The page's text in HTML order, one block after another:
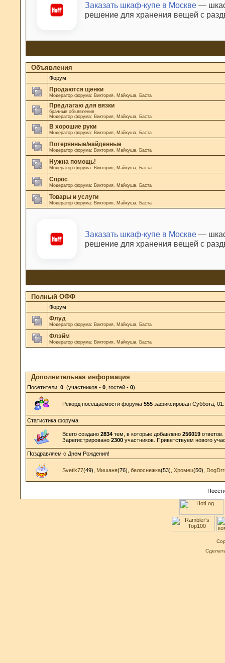
Заказать шкаф-купе в Москве —
решение для хранения вещей с
Объявления
Форум
Продаются щенки
Модератор форума: Виктория Майкуша Баста
Предлагаю для вязки
брачные объявления
Модератор форума: Виктория Майкуша Баста
В хорошие руки
Модератор форума: Виктория Майкуша Баста
Потерянные/найденные
Модератор форума: Виктория Майкуша Баста
Нужна помощь!
Модератор форума: Виктория Майкуша Баста
Спрос
Модератор форума: Виктория Майкуша Баста
Товары и услуги
Модератор форума: Виктория Майкуша Баста
Заказать шкаф-купе в Москве —
решение для хранения вещей с
Полный ОФФ
Форум
Флуд
Модератор форума: Виктория Майкуша Баста
Флэйм
Модератор форума: Виктория Майкуша Баста
Дополнительная информация
Посетители: 0 (участников - 0 , гостей - 0)
Рекорд посещаемости форума 555 зафиксирован Суббота,
Статистика форума
Всего создано 2834 тем, в которые добавлено 256019 ответов.
Зарегистрировано 2300 участников. Приветствуем нового
Поздравляем с Днем Рождения!
Svetik77(49) Мишаня(76) белоснежка(53) Хромец(50)